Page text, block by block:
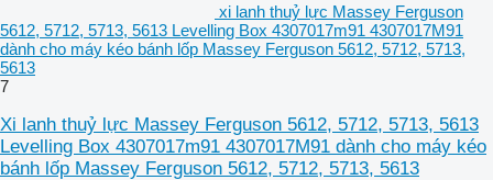
xi lanh thuỷ lực Massey Ferguson
5612, 5712, 5713, 5613 Levelling Box 4307017m91 4307017M91
dành cho máy kéo bánh lốp Massey Ferguson 5612, 5712, 5713,
5613
7
Xi lanh thuỷ lực Massey Ferguson 5612, 5712, 5713, 5613
Levelling Box 4307017m91 4307017M91 dành cho máy kéo
bánh lốp Massey Ferguson 5612, 5712, 5713, 5613